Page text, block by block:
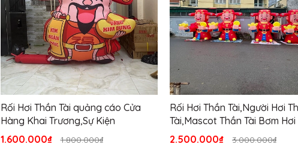
Rối Hơi Thần Tài quảng cáo Cửa
Hàng Khai Trương,Sự Kiện
1.600.000₫
1.800.000₫
Rối Hơi Thần Tài,Người Hơi
Tài,Mascot Thần Tài Bơm Hơi
2.500.000₫
3.000.000₫